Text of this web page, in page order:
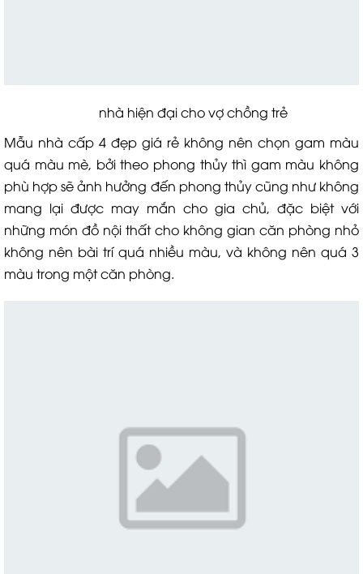
nhà hiện đại cho vợ chồng trẻ
Mẫu nhà cấp 4 đẹp giá rẻ không nên chọn gam màu
quá màu mè, bởi theo phong thủy thì gam màu không
phù hợp sẽ ảnh hưởng đến phong thủy cũng như không
mang lại được may mắn cho gia chủ, đặc biệt với
những món đồ nội thất cho không gian căn phòng nhỏ
không nên bài trí quá nhiều màu, và không nên quá 3
màu trong một căn phòng.